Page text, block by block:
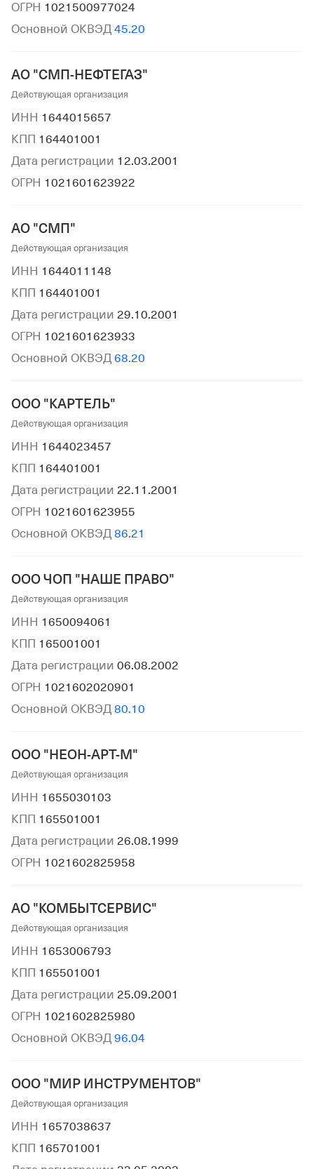
ОГРН 1021500977024
Основной ОКВЭД 45.20
АО "СМП-НЕФТЕГАЗ"
Действующая организация
ИНН 1644015657
КПП 164401001
Дата регистрации 12.03.2001
ОГРН 1021601623922
АО "СМП"
Действующая организация
ИНН 1644011148
КПП 164401001
Дата регистрации 29.10.2001
ОГРН 1021601623933
Основной ОКВЭД 68.20
ООО "КАРТЕЛЬ"
Действующая организация
ИНН 1644023457
КПП 164401001
Дата регистрации 22.11.2001
ОГРН 1021601623955
Основной ОКВЭД 86.21
ООО ЧОП "НАШЕ ПРАВО"
Действующая организация
ИНН 1650094061
КПП 165001001
Дата регистрации 06.08.2002
ОГРН 1021602020901
Основной ОКВЭД 80.10
ООО "НЕОН-АРТ-М"
Действующая организация
ИНН 1655030103
КПП 165501001
Дата регистрации 26.08.1999
ОГРН 1021602825958
АО "КОМБЫТСЕРВИС"
Действующая организация
ИНН 1653006793
КПП 165501001
Дата регистрации 25.09.2001
ОГРН 1021602825980
Основной ОКВЭД 96.04
ООО "МИР ИНСТРУМЕНТОВ"
Действующая организация
ИНН 1657038637
КПП 165701001